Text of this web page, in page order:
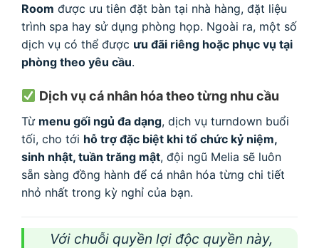
Room được ưu tiên đặt bàn tại nhà hàng, đặt liệu
trình spa hay sử dụng phòng họp. Ngoài ra, một số
dịch vụ có thể được ưu đãi riêng hoặc phục vụ tại
phòng theo yêu cầu.
Dịch vụ cá nhân hóa theo từng nhu cầu
Từ menu gối ngủ đa dạng, dịch vụ turndown buổi
tối, cho tới hỗ trợ đặc biệt khi tổ chức kỷ niệm,
sinh nhật, tuần trăng mật, đội ngũ Melia sẽ luôn
sẵn sàng đồng hành để cá nhân hóa từng chi tiết
nhỏ nhất trong kỳ nghỉ của bạn.
Với chuỗi quyền lợi độc quyền này,